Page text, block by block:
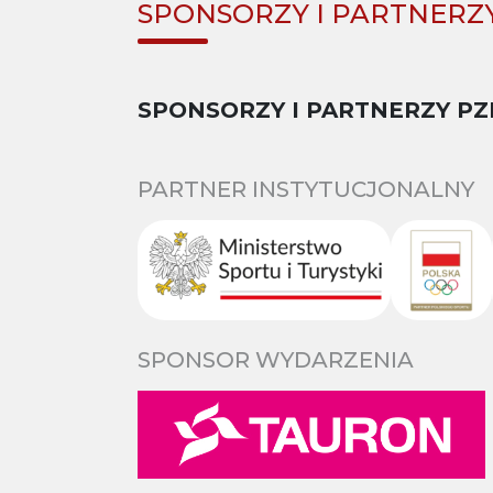
SPONSORZY I
SPONSORZY I PARTNERZY
PARTNER INSTYTUCJONALNY
SPONSOR WYDARZENIA